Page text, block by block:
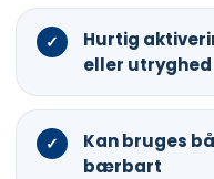
✓
Hurtig
eller utryghed
✓
Kan bruges
bærbart